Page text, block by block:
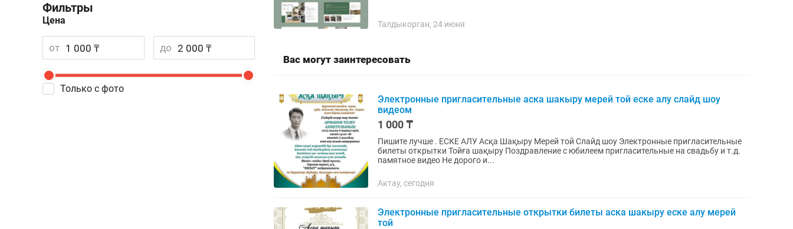
Фильтры
Цена
от до
Только с фото
Талдыкорган, 24 июня
Вас могут заинтересовать
Электронные пригласительные аска шакыру мерей той еске алу слайд шоу
видеом
1 000 ₸
Пишите лучше . ЕСКЕ АЛУ Асқа Шақыру Мерей той Слайд шоу Электронные пригласительные
билеты открытки Тойға шақыру Поздравление с юбилеем пригласительные на свадьбу и т.д.
памятное видео Не дорого и...
Актау, сегодня
Электронные пригласительные открытки билеты аска шакыру еске алу мерей
той